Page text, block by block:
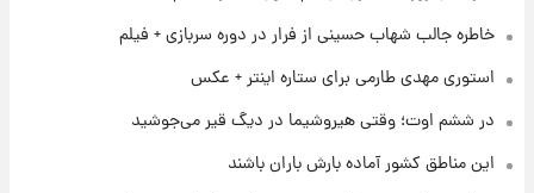
شرایط تازه فروش اقساطی سایپا اعلام شد؛
شاهین، کوییک، اطلس، سهند و ساینا با اقساط
بلندمدت + جدول
سیگنال‌های جدید برای بازار طلا؛ پیش‌بینی
قیمت سکه و طلا فردا
خاطره جالب شهاب حسینی از فرار در دوره سربازی + فیلم
استوری مهدی طارمی برای ستاره اینتر + عکس
در ششم اوت؛ وقتی هیروشیما در دیگ قیر می‌جوشید
این مناطق کشور آماده بارش باران باشند